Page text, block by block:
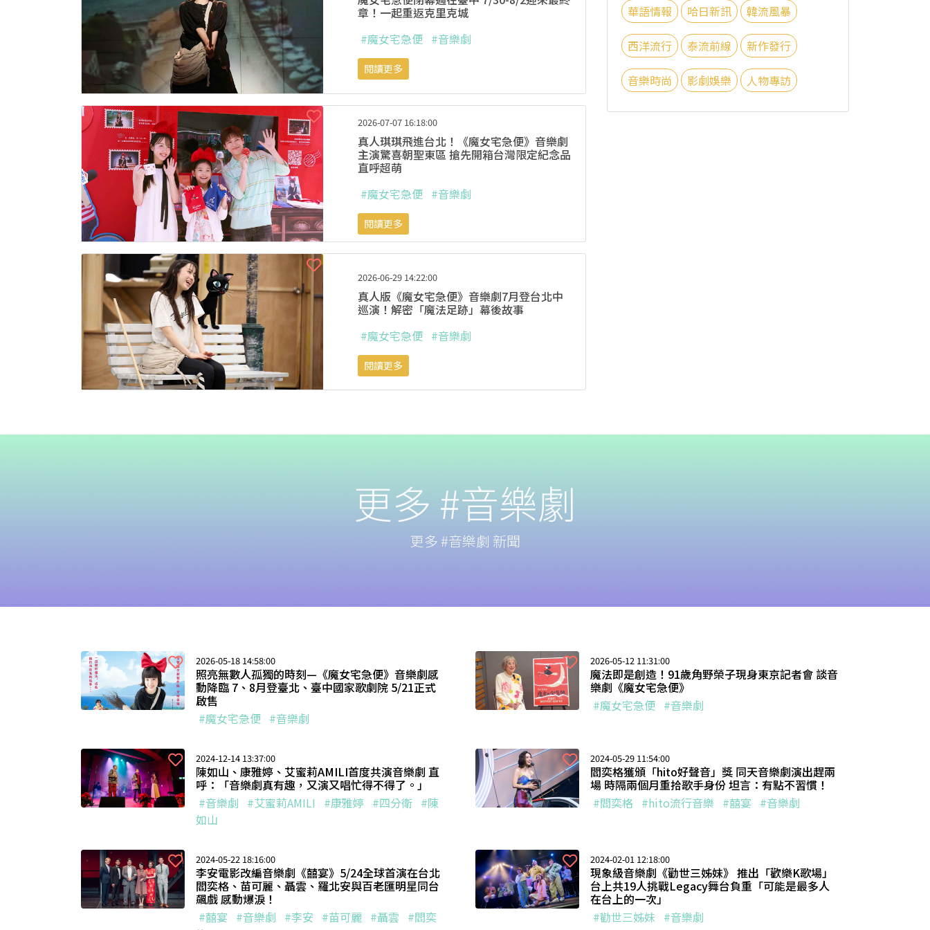
華語情報 哈日新訊 韓流風暴
西洋流行 泰流前線 新作發行
音樂時尚 影劇娛樂 人物專訪
章！一起重返克里克城
#魔女宅急便 #音樂劇
閱讀更多
2026-07-07 16:18:00
真人琪琪飛進台北！《魔女宅急便》音樂劇
主演驚喜朝聖東區 搶先開箱台灣限定紀念品
直呼超萌
#魔女宅急便 #音樂劇
閱讀更多
2026-06-29 14:22:00
真人版《魔女宅急便》音樂劇7月登台北中
巡演！解密「魔法足跡」幕後故事
#魔女宅急便 #音樂劇
閱讀更多
更多 #音樂劇
更多 #音樂劇 新聞
2026-05-18 14:58:00
照亮無數人孤獨的時刻—《魔女宅急便》音樂劇感
動降臨 7、8月登臺北、臺中國家歌劇院 5/21正式
啟售
#魔女宅急便 #音樂劇
2026-05-12 11:31:00
魔法即是創造！91歲角野榮子現身東京記者會 談音
樂劇《魔女宅急便》
#魔女宅急便 #音樂劇
2024-12-14 13:37:00
陳如山、康雅婷、艾蜜莉AMILI首度共演音樂劇 直
呼：「音樂劇真有趣，又演又唱忙得不得了。」
#音樂劇 #艾蜜莉AMILI #康雅婷 #四分衛 #陳
如山
2024-05-29 11:54:00
閻奕格獲頒「hito好聲音」獎 同天音樂劇演出趕兩
場 時隔兩個月重拾歌手身份 坦言：有點不習慣！
#閻奕格 #hito流行音樂 #囍宴 #音樂劇
2024-05-22 18:16:00
李安電影改編音樂劇《囍宴》5/24全球首演在台北
閻奕格、苗可麗、聶雲、羅北安與百老匯明星同台
飆戲 感動爆淚！
#囍宴 #音樂劇 #李安 #苗可麗 #聶雲 #閻奕
2024-02-01 12:18:00
現象級音樂劇《勸世三姊妹》 推出「歡樂K歌場」
台上共19人挑戰Legacy舞台負重「可能是最多人
在台上的一次」
#勸世三姊妹 #音樂劇